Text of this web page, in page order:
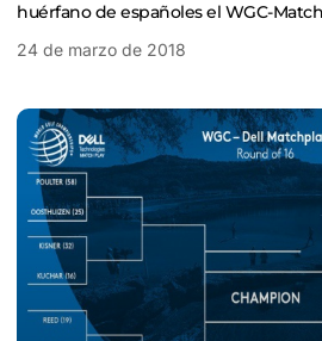
huérfano de españoles el WGC-
24 de marzo de 2018